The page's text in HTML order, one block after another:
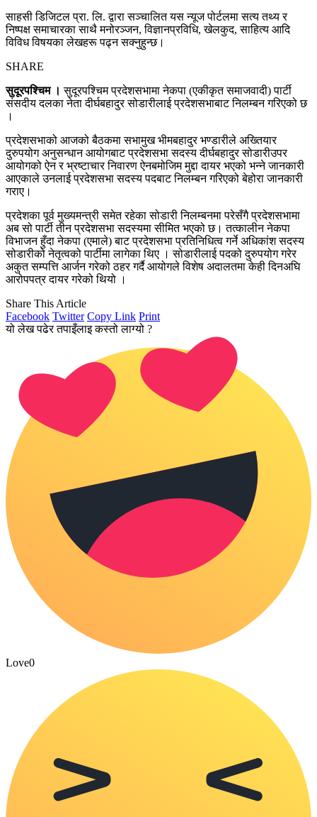
साहसी डिजिटल प्रा. लि. द्वारा सञ्चालित यस न्यूज पोर्टलमा सत्य तथ्य र
निष्पक्ष समाचारका साथै मनोरञ्जन, विज्ञानप्रविधि, खेलकुद, साहित्य आदि
विविध विषयका लेखहरू पढ्न सक्नुहुन्छ।
SHARE
सुदूरपश्चिम ।सुदूरपश्चिम प्रदेशसभामा नेकपा (एकीकृत समाजवादी) पार्टी
संसदीय दलका नेता दीर्घबहादुर सोडारीलाई प्रदेशसभाबाट निलम्बन गरिएको छ
।
प्रदेशसभाको आजको बैठकमा सभामुख भीमबहादुर भण्डारीले अख्तियार
दुरुपयोग अनुसन्धान आयोगबाट प्रदेशसभा सदस्य दीर्घबहादुर सोडारीउपर
आयोगको ऐन र भ्रष्टाचार निवारण ऐनबमोजिम मुद्दा दायर भएको भन्ने जानकारी
आएकाले उनलाई प्रदेशसभा सदस्य पदबाट निलम्बन गरिएको बेहोरा जानकारी
गराए।
प्रदेशका पूर्व मुख्यमन्त्री समेत रहेका सोडारी निलम्बनमा परेसँगै प्रदेशसभामा
अब सो पार्टी तीन प्रदेशसभा सदस्यमा सीमित भएको छ। तत्कालीन नेकपा
विभाजन हुँदा नेकपा (एमाले) बाट प्रदेशसभा प्रतिनिधित्व गर्ने अधिकांश सदस्य
सोडारीको नेतृत्वको पार्टीमा लागेका थिए । सोडारीलाई पदको दुरुपयोग गरेर
अकुत सम्पत्ति आर्जन गरेको ठहर गर्दै आयोगले विशेष अदालतमा केही दिनअघि
आरोपपत्र दायर गरेको थियो ।
Share This Article
Facebook Twitter Copy Link Print
यो लेख पढेर तपाइँलाइ कस्तो लाग्यो ?
Love0